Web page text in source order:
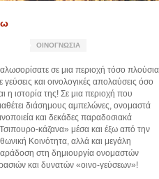
ΟΙΝΟΓΝΩΣΊΑ
σε μια περιοχή τόσο πλούσια
γεύσεις και οινολογικές απολαύσεις όσο
η ιστορία της! Σε μια περιοχή που
διάσημους αμπελώνες, ονομαστά
και δεκάδες παραδοσιακά
κάζανα» μέσα και έξω από την
Κοινότητα, αλλά και μεγάλη
στη δημιουργία ονομαστών
και δυνατών «οινο-γεύσεων»!